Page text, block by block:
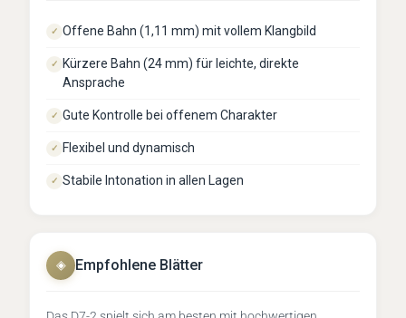
✓ Offene Bahn (1,11 mm) mit vollem Klangbild
✓
Kürzere Bahn (24 mm) für leichte, direkte
Ansprache
✓ Gute Kontrolle bei offenem Charakter
✓ Flexibel und dynamisch
✓ Stabile Intonation in allen Lagen
◈ Empfohlene Blätter